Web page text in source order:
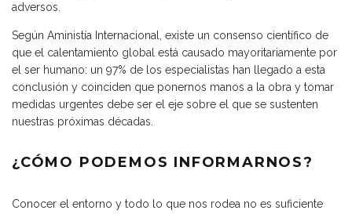
adversos.
Según Aministía Internacional, existe un consenso científico de
que el calentamiento global está causado mayoritariamente por
el ser humano: un 97% de los especialistas han llegado a esta
conclusión y coinciden que ponernos manos a la obra y tomar
medidas urgentes debe ser el eje sobre el que se sustenten
nuestras próximas décadas.
¿CÓMO PODEMOS INFORMARNOS?
Conocer el entorno y todo lo que nos rodea no es suficiente